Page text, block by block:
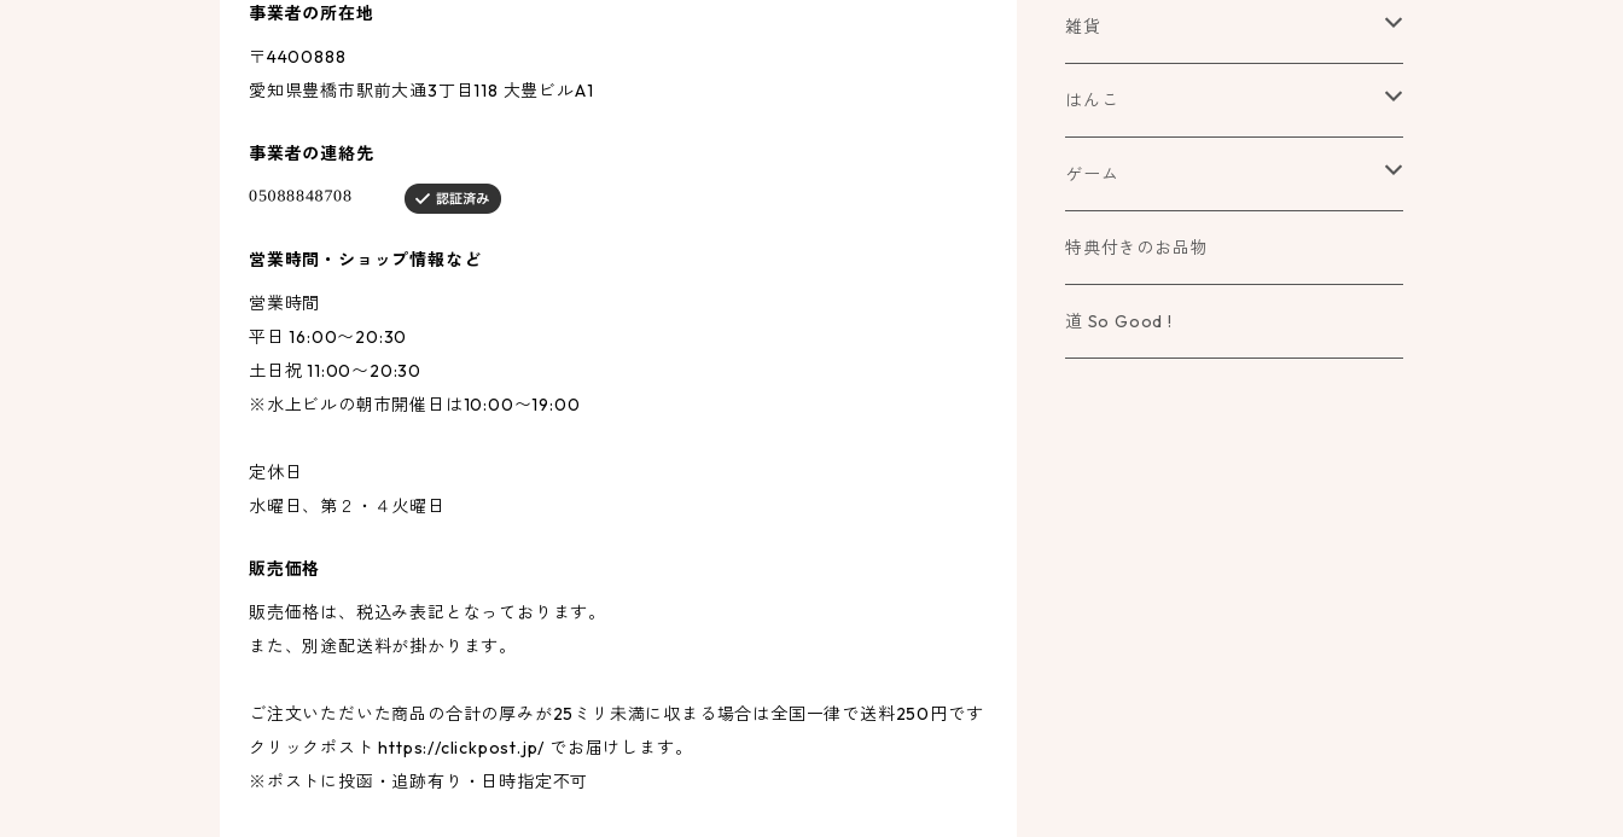
事業者の所在地
〒4400888
愛知県豊橋市駅前大通3丁目118 大豊ビルA1
事業者の連絡先
営業時間・ショップ情報など
営業時間
平日 16:00〜20:30
土日祝 11:00〜20:30
※水上ビルの朝市開催日は10:00〜19:00
定休日
水曜日、第２・４火曜日
販売価格
販売価格は、税込み表記となっております。
また、別途配送料が掛かります。
ご注文いただいた商品の合計の厚みが25ミリ未満に収まる場合は全国一律で送料250円です
クリックポスト https://clickpost.jp/ でお届けします。
※ポストに投函・追跡有り・日時指定不可
食べもの飲みものお酒とか
アートや絵本の世界
だれかの考えごと
詩歌と会う
物語に飛びこむ
雑貨
kurofutago
ブローチ
ミラー
文具
はんこ
オスコラボ
カタチ×モヨウスタンプ
小さなカタチ×モヨウスタンプ
タカトモハンコ
ゲーム
Atelier Mimir
特典付きのお品物
道 So Good !